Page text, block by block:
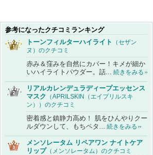
参考になったクチコミランキング
トーンフィルターハイライト
（セザン
ヌ）のクチコミ
赤み＆窪みを自然にカバー！キメが細か
いハイライトパウダー。話... 続きをみる
リアルカレンデュラディープエッセンス
マスク （APRILSKIN（エイプリルスキ
ン））のクチコミ
密着感と鎮静力高め！ 肌をひんやりクー
ルダウンして、もちペタ... 続きをみる
メンソレータム リペアワン ナイトケア
リップ（メンソレータム）のクチコミ